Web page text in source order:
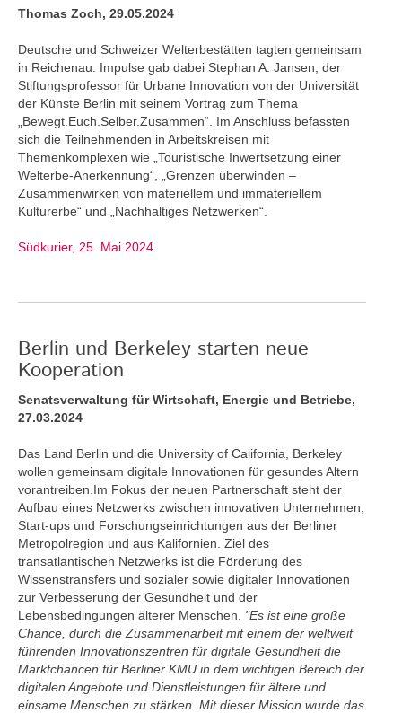
Thomas Zoch, 29.05.2024
Deutsche und Schweizer Welterbestätten tagten gemeinsam
in Reichenau. Impulse gab dabei Stephan A. Jansen, der
Stiftungsprofessor für Urbane Innovation von der Universität
der Künste Berlin mit seinem Vortrag zum Thema
„Bewegt.Euch.Selber.Zusammen“. Im Anschluss befassten
sich die Teilnehmenden in Arbeitskreisen mit
Themenkomplexen wie „Touristische Inwertsetzung einer
Welterbe-Anerkennung“, „Grenzen überwinden –
Zusammenwirken von materiellem und immateriellem
Kulturerbe“ und „Nachhaltiges Netzwerken“.
Südkurier, 25. Mai 2024
Berlin und Berkeley starten neue
Kooperation
Senatsverwaltung für Wirtschaft, Energie und Betriebe,
27.03.2024
Das Land Berlin und die University of California, Berkeley
wollen gemeinsam digitale Innovationen für gesundes Altern
vorantreiben.Im Fokus der neuen Partnerschaft steht der
Aufbau eines Netzwerks zwischen innovativen Unternehmen,
Start-ups und Forschungseinrichtungen aus der Berliner
Metropolregion und aus Kalifornien. Ziel des
transatlantischen Netzwerks ist die Förderung des
Wissenstransfers und sozialer sowie digitaler Innovationen
zur Verbesserung der Gesundheit und der
Lebensbedingungen älterer Menschen. "Es ist eine große
Chance, durch die Zusammenarbeit mit einem der weltweit
führenden Innovationszentren für digitale Gesundheit die
Marktchancen für Berliner KMU in dem wichtigen Bereich der
digitalen Angebote und Dienstleistungen für ältere und
einsame Menschen zu stärken. Mit dieser Mission wurde das